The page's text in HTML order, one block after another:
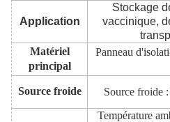
Application
Stockage
vaccinique,
Matériel
principal
Panneau
Source froide Source froide
Température